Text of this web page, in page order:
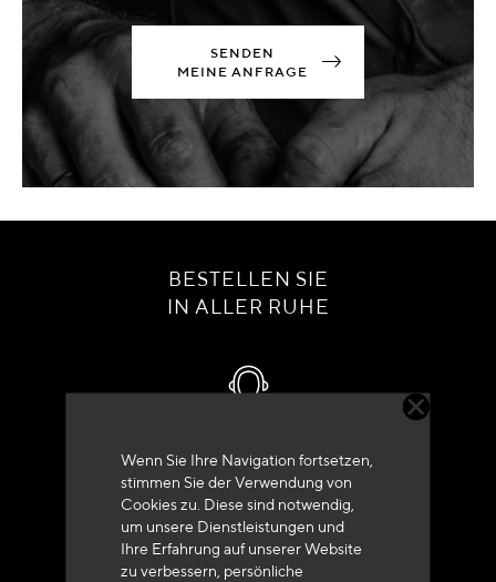
Wenn Sie Ihre Navigation fortsetzen,
stimmen Sie der Verwendung von
Cookies zu. Diese sind notwendig,
um unsere Dienstleistungen und
Ihre Erfahrung auf unserer Website
zu verbessern, persönliche
SENDEN
MEINE ANFRAGE
BESTELLEN SIE
IN ALLER RUHE
Kundenservice
+33 (0)4 79 72 62 22 Drücken 1